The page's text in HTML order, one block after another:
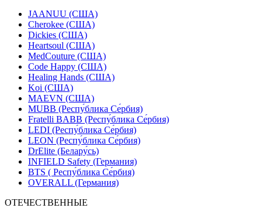
JAANUU (США)
Cherokee (США)
Dickies (США)
Heartsoul (США)
MedCouture (США)
Code Happy (США)
Healing Hands (США)
Koi (США)
MAEVN (США)
MUBB (Респу́блика Се́рбия)
Fratelli BABB (Респу́блика Се́рбия)
LEDI (Респу́блика Се́рбия)
LEON (Респу́блика Се́рбия)
DrElite (Белару́сь)
INFIELD Safety (Германия)
BTS ( Респу́блика Се́рбия)
OVERALL (Германия)
ОТЕЧЕСТВЕННЫЕ